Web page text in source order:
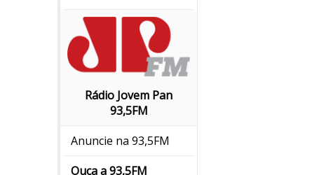
Rádio Jovem Pan
93,5FM
Anuncie na 93,5FM
Ouça a 93,5FM